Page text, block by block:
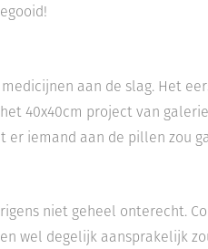
aan de slag. Het
40x40cm project van
iemand aan de pillen zou
niet geheel onterecht.
wel degelijk aansprakelijk